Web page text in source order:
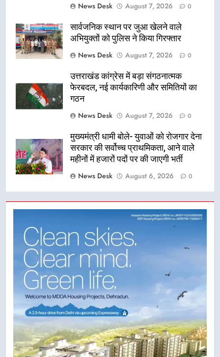
News Desk August 7, 2026 0
सार्वजनिक स्थान पर जुआ खेलने वाले
अभियुक्तों को पुलिस ने किया गिरफ्तार
News Desk
August 7, 2026 0
उत्तराखंड कांग्रेस में बड़ा संगठनात्मक
फेरबदल, नई कार्यकारिणी और समितियों का
गठन
News Desk
August 7, 2026 0
मुख्यमंत्री धामी बोले- युवाओं को रोजगार देना
सरकार की सर्वोच्च प्राथमिकता, आने वाले
महीनों में हजारों पदों पर की जाएगी भर्ती
News Desk
August 6, 2026 0